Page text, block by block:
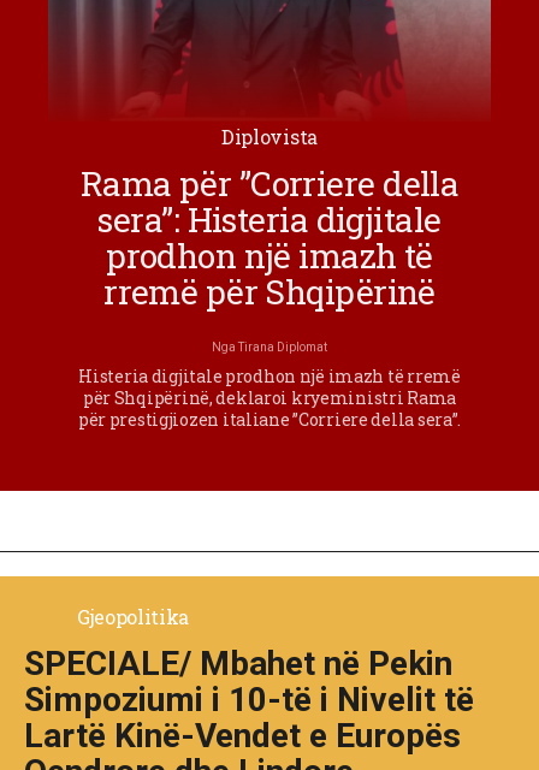
Diplovista
Rama për ”Corriere della
sera”: Histeria digjitale
prodhon një imazh të
rremë për Shqipërinë
Nga Tirana Diplomat
Histeria digjitale prodhon një imazh të rremë
për Shqipërinë, deklaroi kryeministri Rama
për prestigjiozen italiane ”Corriere della sera”.
Gjeopolitika
SPECIALE/ Mbahet në Pekin
Simpoziumi i 10-të i Nivelit të
Lartë Kinë-Vendet e Europës